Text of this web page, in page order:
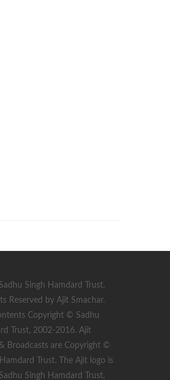
Singh Hamdard Trust,
Reserved by Ajit Smachar.
Copyright © Sadhu
Trust, 2002-2016. Ajit
Broadcasts are Copyright ©
Trust. The Ajit logo is
Singh Hamdard Trust,